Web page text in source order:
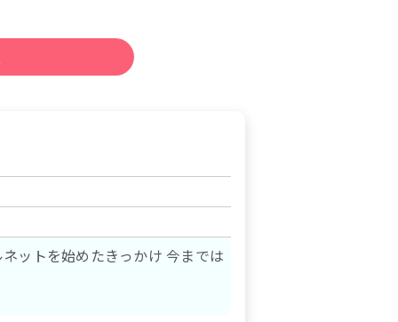
ットを始めたきっかけ 今までは